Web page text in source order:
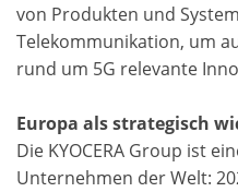
von Produkten und
Telekommunikation, um
rund um 5G relevante
Europa als strategisch
Die KYOCERA Group ist
Unternehmen der Welt: